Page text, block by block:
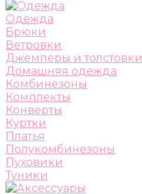
Одежда
Брюки
Ветровки
Джемперы и толстовки
Домашняя одежда
Комбинезоны
Комплекты
Конверты
Куртки
Платья
Полукомбинезоны
Пуховики
Туники